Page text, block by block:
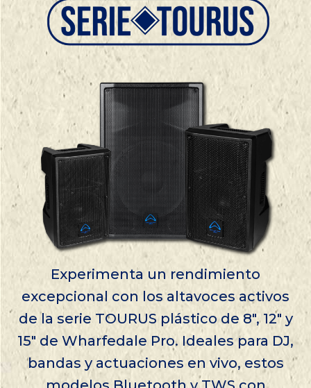
Experimenta un rendimiento
excepcional con los altavoces activos
de la serie TOURUS plástico de 8″, 12″ y
15″ de Wharfedale Pro. Ideales para DJ,
bandas y actuaciones en vivo, estos